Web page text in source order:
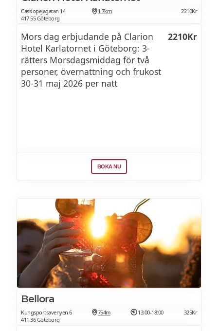
Cassiopejagatan 14
417 55 Göteborg
1.7km 2210Kr
Mors dag erbjudande på Clarion
Hotel Karlatornet i Göteborg: 3-
rätters Morsdagsmiddag för två
personer, övernattning och frukost
30-31 maj 2026 per natt
2210Kr
BOKA NU
Bellora
Kungsportsavenyen 6
411 36 Göteborg
754m 13:00-18:00 325Kr